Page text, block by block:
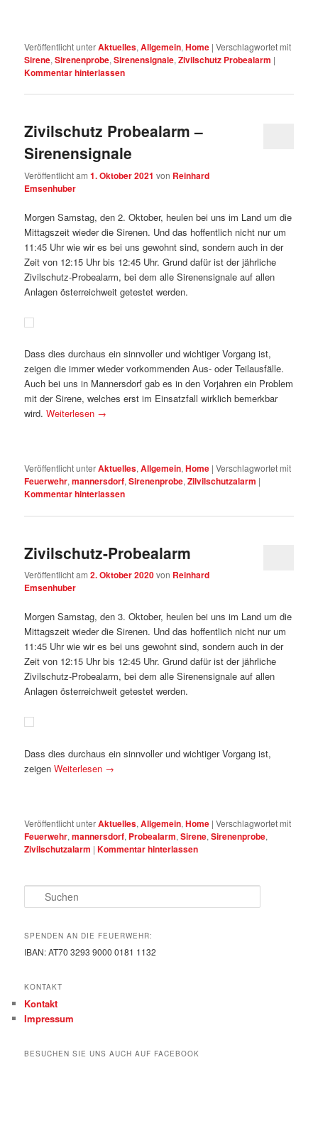
Veröffentlicht unterAktuelles,Allgemein,Home |Verschlagwortet mit
Sirene,Sirenenprobe,Sirenensignale,Zivilschutz Probealarm |
Kommentar hinterlassen
Zivilschutz Probealarm –
Sirenensignale
Veröffentlicht am1. Oktober 2021 von Reinhard
Emsenhuber
Morgen Samstag, den 2. Oktober, heulen bei uns im Land um die
Mittagszeit wieder die Sirenen. Und das hoffentlich nicht nur um
11:45 Uhr wie wir es bei uns gewohnt sind, sondern auch in der
Zeit von 12:15 Uhr bis 12:45 Uhr. Grund dafür ist der jährliche
Zivilschutz-Probealarm, bei dem alle Sirenensignale auf allen
Anlagen österreichweit getestet werden.
Dass dies durchaus ein sinnvoller und wichtiger Vorgang ist,
zeigen die immer wieder vorkommenden Aus- oder Teilausfälle.
Auch bei uns in Mannersdorf gab es in den Vorjahren ein Problem
mit der Sirene, welches erst im Einsatzfall wirklich bemerkbar
wird.Weiterlesen →
Veröffentlicht unterAktuelles,Allgemein,Home |Verschlagwortet mit
Feuerwehr,mannersdorf,Sirenenprobe,Zilvilschutzalarm |
Kommentar hinterlassen
Zivilschutz-Probealarm
Veröffentlicht am2. Oktober 2020von Reinhard
Emsenhuber
Morgen Samstag, den 3. Oktober, heulen bei uns im Land um die
Mittagszeit wieder die Sirenen. Und das hoffentlich nicht nur um
11:45 Uhr wie wir es bei uns gewohnt sind, sondern auch in der
Zeit von 12:15 Uhr bis 12:45 Uhr. Grund dafür ist der jährliche
Zivilschutz-Probealarm, bei dem alle Sirenensignale auf allen
Anlagen österreichweit getestet werden.
Dass dies durchaus ein sinnvoller und wichtiger Vorgang ist,
zeigenWeiterlesen →
Veröffentlicht unterAktuelles,Allgemein,Home |Verschlagwortet mit
Feuerwehr,mannersdorf, Probealarm,Sirene,Sirenenprobe,
Zivilschutzalarm |Kommentar hinterlassen
Suchen
SPENDEN AN DIE FEUERWEHR:
IBAN: AT70 3293 9000 0181 1132
KONTAKT
Kontakt
Impressum
BESUCHEN SIE UNS AUCH AUF FACEBOOK